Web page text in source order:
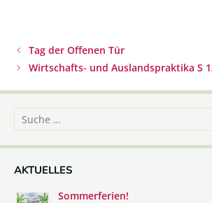
Beitrags-
Navigation
Tag der Offenen Tür
Wirtschafts- und Auslandspraktika S
Suche
AKTUELLES
Sommerferien!